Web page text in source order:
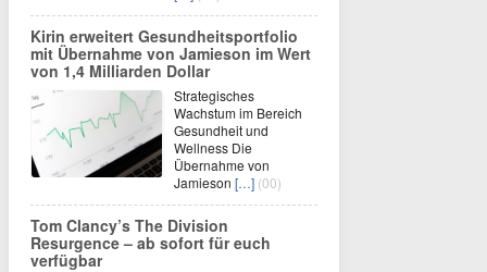
Kirin erweitert Gesundheitsportfolio
mit Übernahme von Jamieson im Wert
von 1,4 Milliarden Dollar
Strategisches
Wachstum im Bereich
Gesundheit und
Wellness Die
Übernahme von
Jamieson […] (00)
Tom Clancy’s The Division
Resurgence – ab sofort für euch
verfügbar